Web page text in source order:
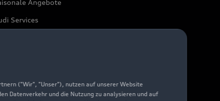
("Wir", "Unser"), nutzen auf unserer Website
Datenverkehr und die Nutzung zu analysieren und auf
Angebote
Services